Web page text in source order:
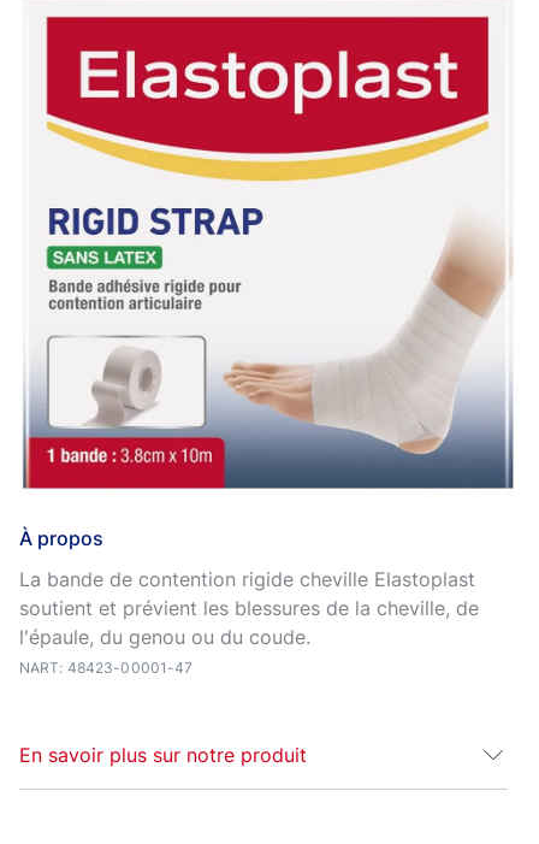
À propos
La bande de contention rigide cheville Elastoplast
soutient et prévient les blessures de la cheville, de
l'épaule, du genou ou du coude.
NART: 48423-00001-47
En savoir plus sur notre produit